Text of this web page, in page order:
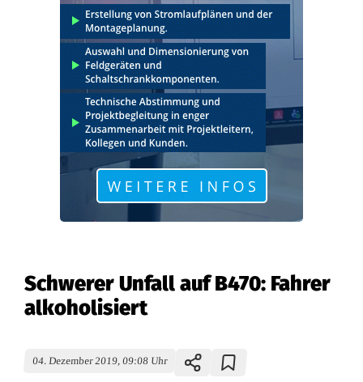
Schwerer Unfall auf B470: Fahrer
alkoholisiert
04. Dezember 2019, 09:08 Uhr